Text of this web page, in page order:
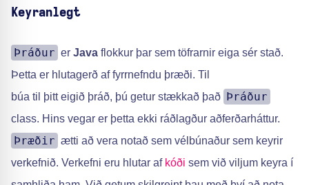
Keyranlegt
Þráður er Java flokkur þar sem töfrarnir eiga sér stað.
Þetta er hlutagerð af fyrrnefndu þræði. Til
búa til þitt eigið þráð, þú getur stækkað það Þráður
class. Hins vegar er þetta ekki ráðlagður aðferðarháttur.
Þræðir ætti að vera notað sem vélbúnaður sem keyrir
verkefnið. Verkefni eru hlutar af kóði sem við viljum keyra í